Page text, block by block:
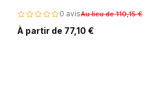
0 avisAu lieu de 110,15 €
À partir de 77,10 €